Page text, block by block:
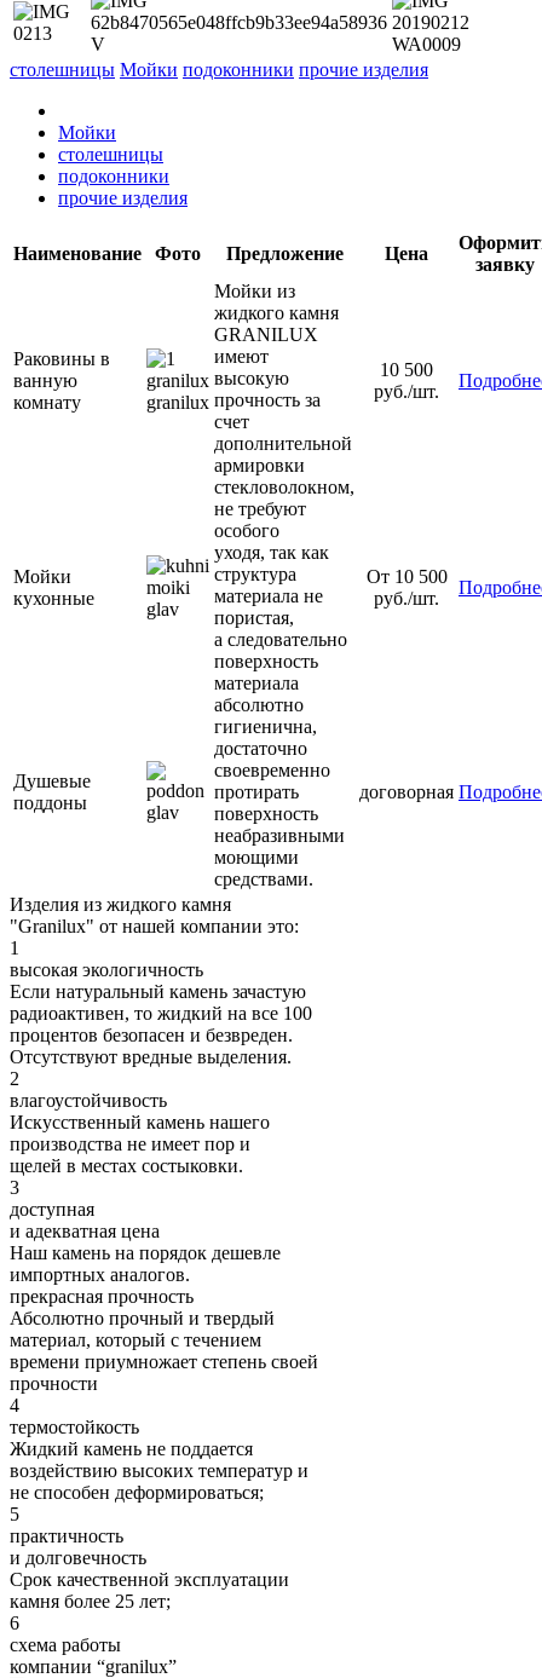
столешницы Мойки подоконники прочие изделия
Мойки
столешницы
подоконники
прочие изделия
Наименование Фото Предложение Цена
заявку
Раковины в
ванную
комнату
Мойки из
жидкого камня
GRANILUX
имеют
высокую
прочность за
счет
дополнительной
армировки
стекловолокном,
не требуют
особого
уходя, так как
структура
материала не
пористая,
а следовательно
поверхность
материала
абсолютно
гигиенична,
достаточно
своевременно
протирать
поверхность
неабразивными
моющими
средствами.
10 500
руб./шт.
Мойки
кухонные
От 10 500
руб./шт.
Душевые
поддоны
договорная
Изделия из жидкого камня
"Granilux" от нашей компании это:
1
высокая экологичность
Если натуральный камень зачастую
радиоактивен, то жидкий на все 100
процентов безопасен и безвреден.
Отсутствуют вредные выделения.
2
влагоустойчивость
Искусственный камень нашего
производства не имеет пор и
щелей в местах состыковки.
3
доступная
и адекватная цена
Наш камень на порядок дешевле
импортных аналогов.
прекрасная прочность
Абсолютно прочный и твердый
материал, который с течением
времени приумножает степень своей
прочности
4
термостойкость
Жидкий камень не поддается
воздействию высоких температур и
не способен деформироваться;
5
практичность
и долговечность
Срок качественной эксплуатации
камня более 25 лет;
6
схема работы
компании “granilux”